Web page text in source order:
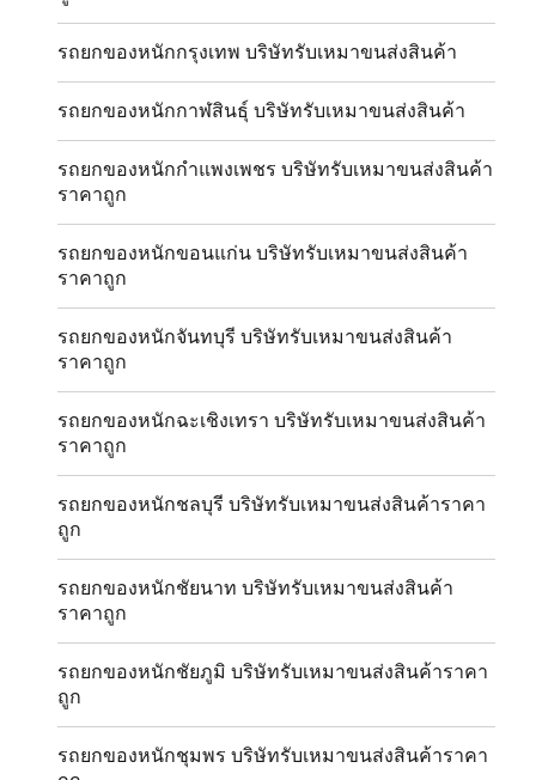
รถยกของหนักกรุงเทพ บริษัทรับเหมาขนส่งสินค้า
รถยกของหนักกาฬสินธุ์ บริษัทรับเหมาขนส่งสินค้า
รถยกของหนักกำแพงเพชร บริษัทรับเหมาขนส่งสินค้า
ราคาถูก
รถยกของหนักขอนแก่น บริษัทรับเหมาขนส่งสินค้า
ราคาถูก
รถยกของหนักจันทบุรี บริษัทรับเหมาขนส่งสินค้า
ราคาถูก
รถยกของหนักฉะเชิงเทรา บริษัทรับเหมาขนส่งสินค้า
ราคาถูก
รถยกของหนักชลบุรี บริษัทรับเหมาขนส่งสินค้าราคา
ถูก
รถยกของหนักชัยนาท บริษัทรับเหมาขนส่งสินค้า
ราคาถูก
รถยกของหนักชัยภูมิ บริษัทรับเหมาขนส่งสินค้าราคา
ถูก
รถยกของหนักชุมพร บริษัทรับเหมาขนส่งสินค้าราคา